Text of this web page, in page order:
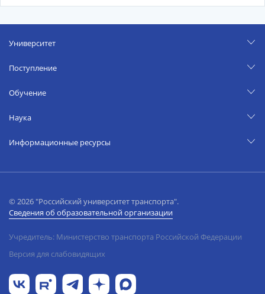
Университет
Поступление
Обучение
Наука
Информационные ресурсы
© 2026 "Российский университет транспорта".
Сведения об образовательной организации
Учредитель: Министерство транспорта Российской Федерации
Версия для слабовидящих